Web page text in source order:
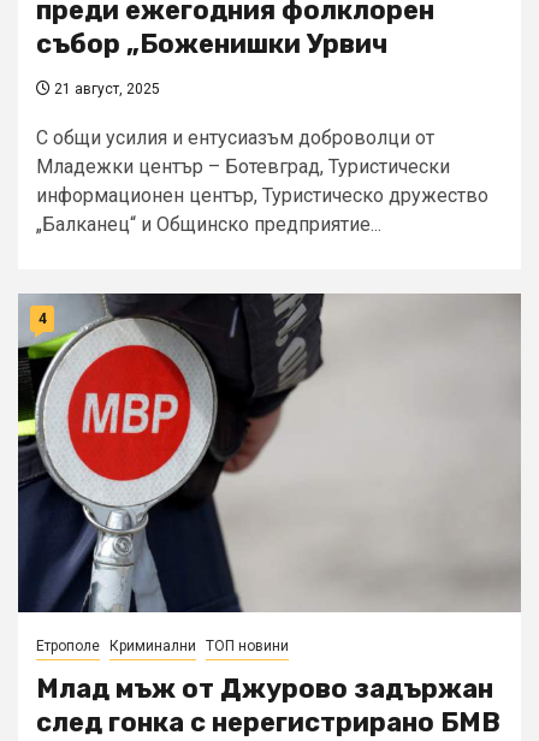
преди ежегодния фолклорен
събор „Боженишки Урвич
21 август, 2025
С общи усилия и ентусиазъм доброволци от
Младежки център – Ботевград, Туристически
информационен център, Туристическо дружество
„Балканец“ и Общинско предприятие...
4
Етрополе Криминални ТОП новини
Млад мъж от Джурово задържан
след гонка с нерегистрирано БМВ